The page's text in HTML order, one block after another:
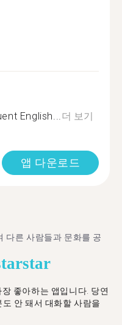
English...더 보기
앱 다운로드
다른 사람들과 문화를 공
star
좋아하는 앱입니다. 당연
안 돼서 대화할 사람을